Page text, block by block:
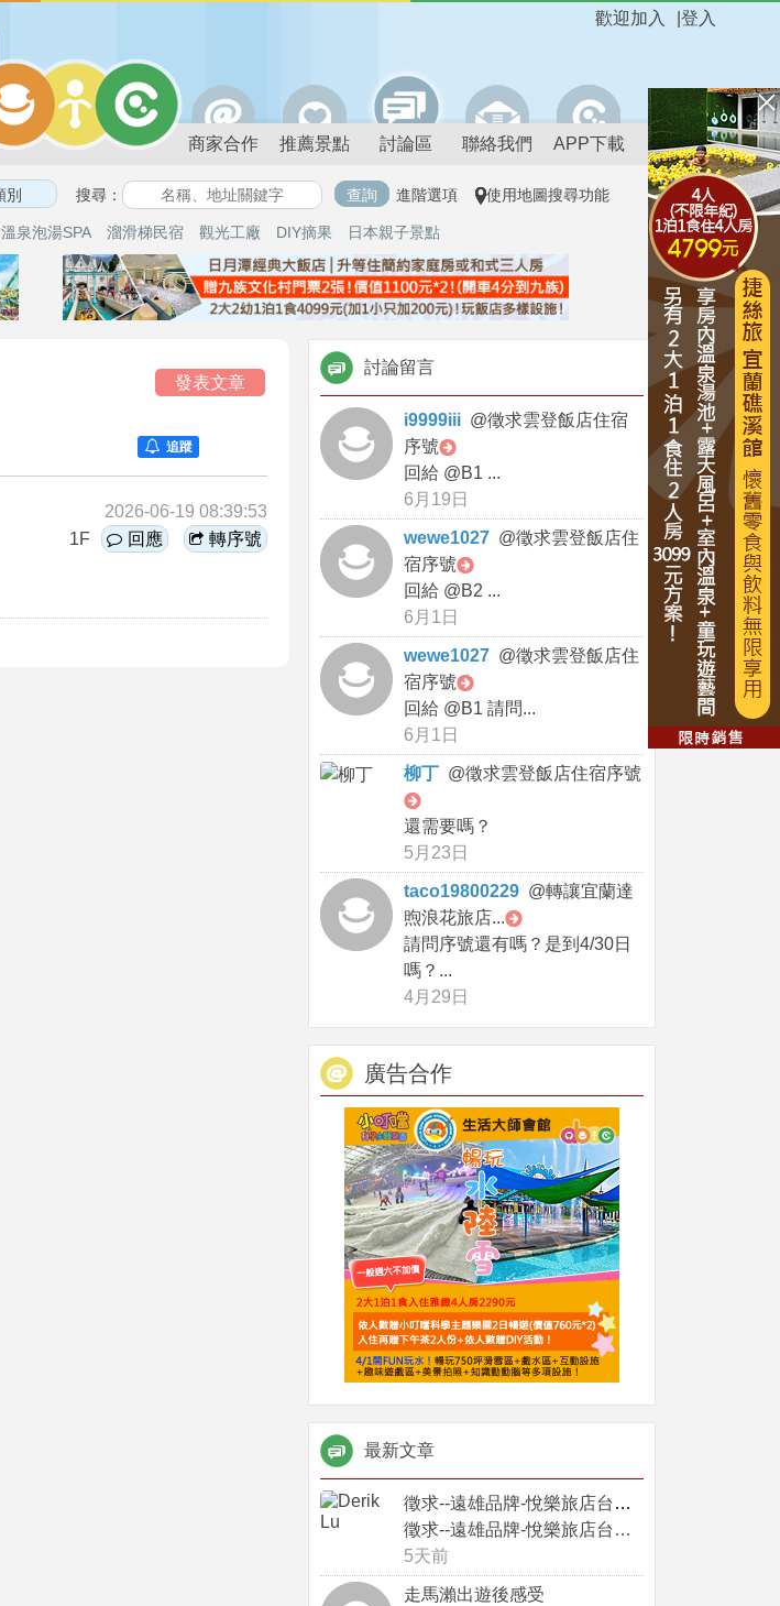
登入
歡迎加入
商家合作 推薦景點 討論區 聯絡我們 APP下載
搜尋： 進階選項 使用地圖搜尋功能
溫泉泡湯SPA 溜滑梯民宿 觀光工廠 DIY摘果 日本親子景點
發表文章
追蹤
2026-06-19 08:39:53
1F
回應 轉序號
討論留言
i9999iii @徵求雲登飯店住宿
序號
回給 @B1 ...
6月19日
wewe1027 @徵求雲登飯店住
宿序號
回給 @B2 ...
6月1日
wewe1027 @徵求雲登飯店住
宿序號
回給 @B1 請問...
6月1日
柳丁 @徵求雲登飯店住宿序號
還需要嗎？
5月23日
taco19800229 @轉讓宜蘭達
煦浪花旅店...
請問序號還有嗎？是到4/30日
嗎？...
4月29日
廣告合作
最新文章
徵求--遠雄品牌-悅樂旅店台中站前...
徵求--遠雄品牌-悅樂旅店台中站前...
5天前
走馬瀨出遊後感受